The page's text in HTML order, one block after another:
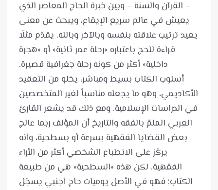
– القرآن والسنة – وبين خبرة الحاج المعاصر الذي
يعيش في عالم سريع الإيقاع، ويبحث عن معنى
يعيد ترتيب علاقته بنفسه وبالآخر وبالله. يقدّم مثلًا
قراءة للحج باعتباره «رحلة عمر ثانية» أو «هجرة
أسلوب الكتاب بسيط ومباشر، يخلو من التعقيد
الأكاديمي، وهو ما يجعله مناسباً لغير المتخصصين
في الدراسات الإسلامية. ومع ذلك قد يشعر القارئ
العربي الملمّ بالفقه والتاريخ أن المؤلف ربما عالج
بعض القضايا الفقهية بسرعة أو بسطحية، وأنه
يركّز على الانطباع الشخصي أكثر من الأراء
الفقهية. لكن هذه «السطحية» هي من طبيعة
الكتاب؛ فهو في الأصل يوميات حاج أجنبي يسجّل